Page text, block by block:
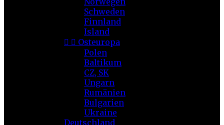
Schweden
Finnland
Island
  Osteuropa
Polen
Baltikum
CZ, SK
Ungarn
Rumänien
Bulgarien
Ukraine
Deutschland